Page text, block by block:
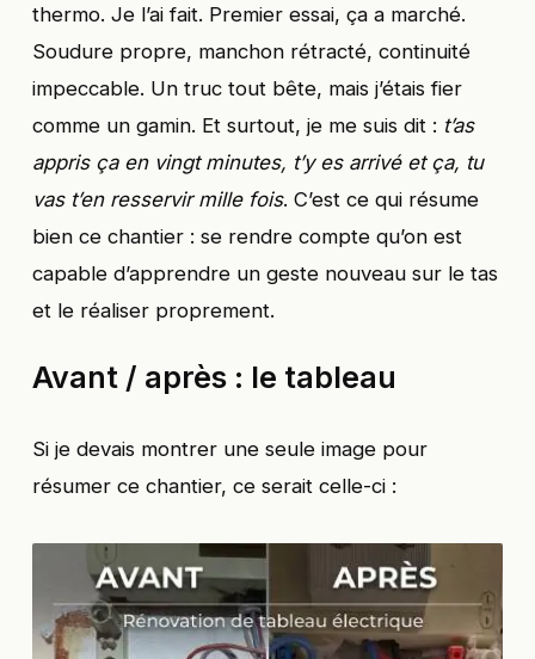
thermo. Je l’ai fait. Premier essai, ça a marché.
Soudure propre, manchon rétracté, continuité
impeccable. Un truc tout bête, mais j’étais fier
comme un gamin. Et surtout, je me suis dit : t’as
appris ça en vingt minutes, t’y es arrivé et ça, tu
vas t’en resservir mille fois. C’est ce qui résume
bien ce chantier : se rendre compte qu’on est
capable d’apprendre un geste nouveau sur le tas
et le réaliser proprement.
Avant / après : le tableau
Si je devais montrer une seule image pour
résumer ce chantier, ce serait celle-ci :